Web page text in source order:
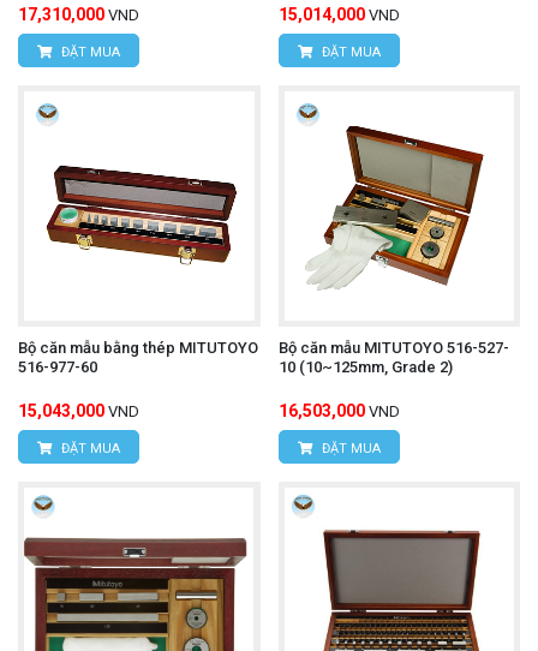
17,310,000 VND
ĐẶT MUA
15,014,000 VND
ĐẶT MUA
Bộ căn mẫu bằng thép MITUTOYO
516-977-60
15,043,000 VND
ĐẶT MUA
Bộ căn mẫu MITUTOYO 516-527-
10 (10~125mm, Grade 2)
16,503,000 VND
ĐẶT MUA